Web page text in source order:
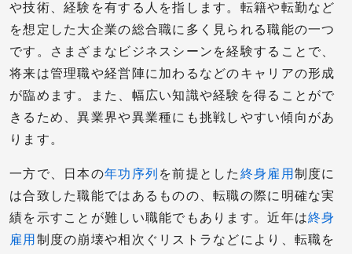
や技術、経験を有する人を指します。転籍や転勤など
を想定した大企業の総合職に多く見られる職能の一つ
です。さまざまなビジネスシーンを経験することで、
将来は管理職や経営陣に加わるなどのキャリアの形成
が臨めます。また、幅広い知識や経験を得ることがで
きるため、異業界や異業種にも挑戦しやすい傾向があ
ります。
一方で、日本の年功序列 を前提とした 終身雇用 制度に
は合致した職能ではあるものの、転職の際に明確な実
績を示すことが難しい職能でもあります。近年は終身
雇用 制度の崩壊や相次ぐリストラなどにより、転職を